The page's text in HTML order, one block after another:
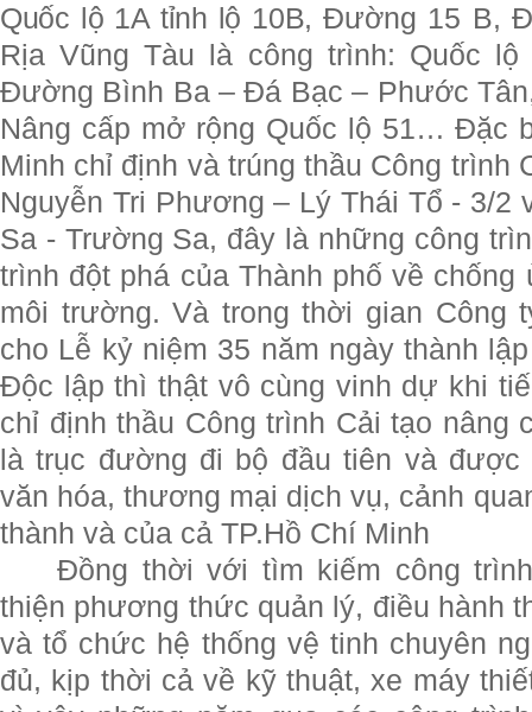
Quốc lộ 1A tỉnh lộ 10B,Đường 15 B,
Rịa Vũng Tàu là công trình: Quốc
Đường Bình Ba – Đá Bạc – Phước
Nâng cấp mở rộng Quốc lộ 51… Đặc
Minh chỉ định và trúng thầu Công trình
Nguyễn Tri Phương – Lý Thái Tổ - 3/
Sa - Trường Sa, đây là những công
trình đột phá của Thành phố về
môi trường. Và trong thời gian Công
cho Lễ kỷ niệm 35 năm ngày thành
Độc lập thì thật vô cùng vinh dự khi
chỉ định thầu Công trình Cải tạo nâng
là trục đường đi bộ đầu tiên và
văn hóa, thương mại dịch vụ, cảnh
thành và của cả TP.Hồ Chí Minh
Đồng thời với tìm kiếm công
thiện phương thức quản lý, điều hành
và tổ chức hệ thống vệ tinh chuyên
đủ, kịp thời cả về kỹ thuật, xe máy